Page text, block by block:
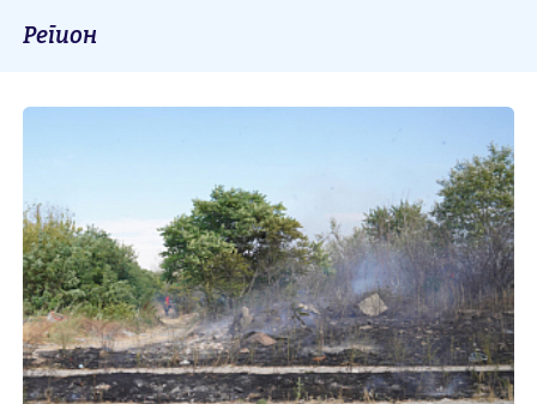
Регион